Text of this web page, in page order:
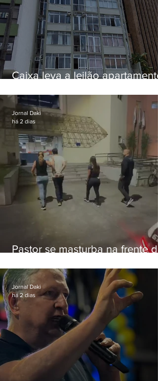
Caixa leva a leilão apartamento
Botafogo
Pastor se masturba na frente de
Jornal Daki
há 2 dias
Jornal Daki
há 2 dias